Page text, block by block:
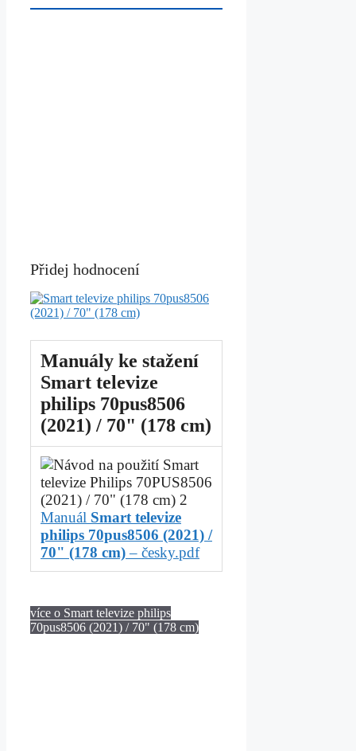
Přidej hodnocení
Manuály ke stažení
Smart televize
philips 70pus8506
(2021) / 70" (178 cm)
Manuál Smart televize
philips 70pus8506 (2021) /
70" (178 cm)– česky.pdf
více o Smart televize philips
70pus8506 (2021) / 70" (178 cm)